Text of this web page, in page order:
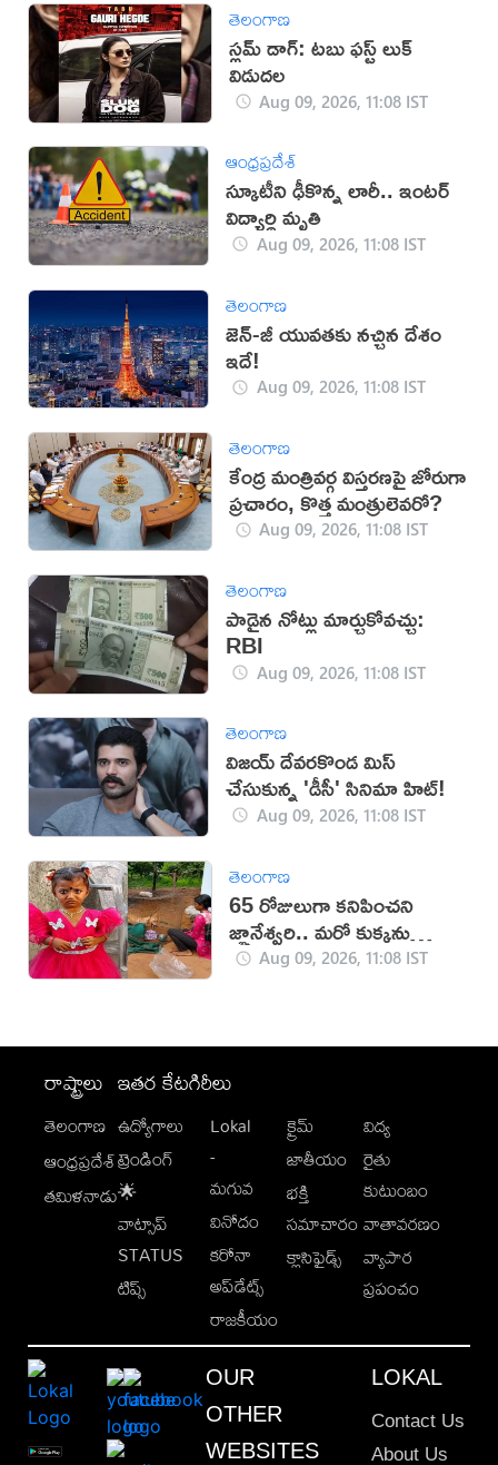
తెలంగాణ
స్లమ్ డాగ్: టబు ఫస్ట్ లుక్
విడుదల
Aug 09, 2026, 11:08 IST
ఆంధ్రప్రదేశ్
స్కూటీని ఢీకొన్న లారీ.. ఇంటర్‌
విద్యార్థి మృతి
Aug 09, 2026, 11:08 IST
తెలంగాణ
జెన్-జీ యువతకు నచ్చిన దేశం
ఇదే!
Aug 09, 2026, 11:08 IST
తెలంగాణ
కేంద్ర మంత్రివర్గ విస్తరణపై జోరుగా
ప్రచారం, కొత్త మంత్రులెవరో?
Aug 09, 2026, 11:08 IST
తెలంగాణ
పాడైన నోట్లు మార్చుకోవచ్చు:
RBI
Aug 09, 2026, 11:08 IST
తెలంగాణ
విజయ్ దేవరకొండ మిస్
చేసుకున్న 'డీసీ' సినిమా హిట్!
Aug 09, 2026, 11:08 IST
తెలంగాణ
65 రోజులుగా కనిపించని
జ్ఞానేశ్వరి.. మరో కుక్కను
తెచ్చుకున్న పేరెంట్స్
Aug 09, 2026, 11:08 IST
రాష్ట్రాలు
తెలంగాణ
ఆంధ్రప్రదేశ్
తమిళనాడు
ఇతర కేటగిరీలు
ఉద్యోగాలు
ట్రెండింగ్
🌟
వాట్సాప్
STATUS
టిప్స్
Lokal
-
మగువ
వినోదం
కరోనా
అప్‌డేట్స్
రాజకీయం
క్రైమ్
జాతీయం
భక్తి
సమాచారం
క్లాసిఫైడ్స్
విద్య
రైతు
కుటుంబం
వాతావరణం
వ్యాపార
ప్రపంచం
OUR
OTHER
WEBSITES
LOKAL
Contact Us
About Us